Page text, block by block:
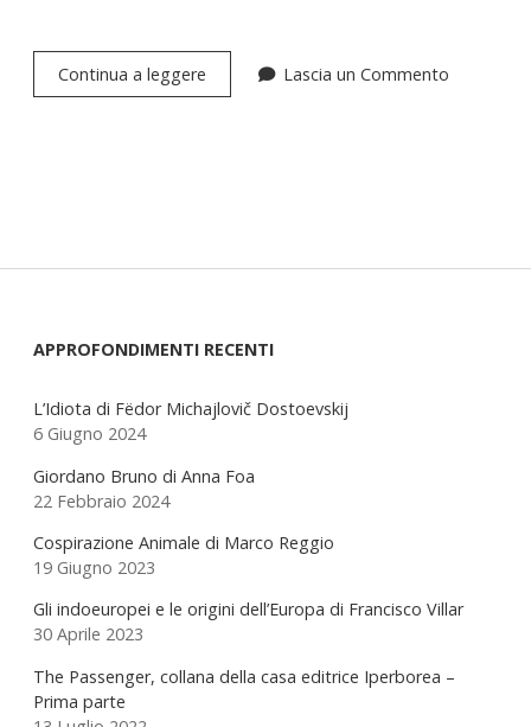
Continua a leggere Etologia
cognitiva,
Lascia un Commento
Sidebar
APPROFONDIMENTI RECENTI
L’Idiota di Fëdor Michajlovič Dostoevskij
6 Giugno 2024
Giordano Bruno di Anna Foa
22 Febbraio 2024
Cospirazione Animale di Marco Reggio
19 Giugno 2023
Gli indoeuropei e le origini dell’Europa di Francisco Villar
30 Aprile 2023
The Passenger, collana della casa editrice Iperborea –
Prima parte